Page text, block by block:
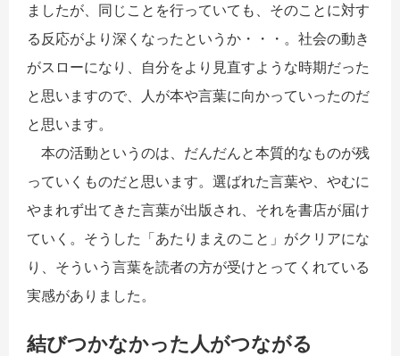
ましたが、同じことを行っていても、そのことに対す
る反応がより深くなったというか・・・。社会の動き
がスローになり、自分をより見直すような時期だった
と思いますので、人が本や言葉に向かっていったのだ
と思います。
本の活動というのは、だんだんと本質的なものが残
っていくものだと思います。選ばれた言葉や、やむに
やまれず出てきた言葉が出版され、それを書店が届け
ていく。そうした「あたりまえのこと」がクリアにな
り、そういう言葉を読者の方が受けとってくれている
実感がありました。
結びつかなかった人がつながる